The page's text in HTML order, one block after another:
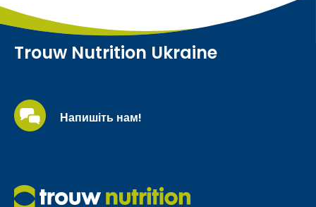
Trouw Nutrition Ukraine
Напишіть нам!